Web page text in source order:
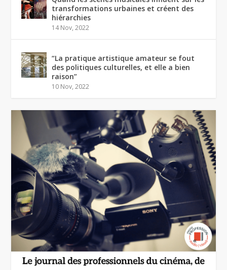
transformations urbaines et créent des
hiérarchies
14 Nov, 2022
“La pratique artistique amateur se fout
des politiques culturelles, et elle a bien
raison”
10 Nov, 2022